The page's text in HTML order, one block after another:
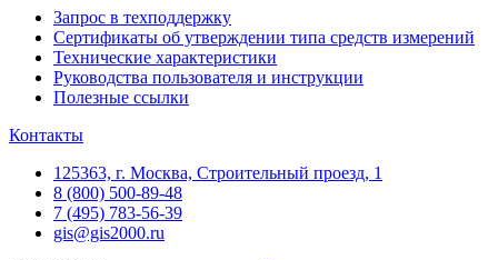
Запрос в техподдержку
Сертификаты об утверждении типа средств измерений
Технические характеристики
Руководства пользователя и инструкции
Полезные ссылки
Контакты
125363, г. Москва, Строительный проезд, 1
8 (800) 500-89-48
7 (495) 783-56-39
gis@gis2000.ru